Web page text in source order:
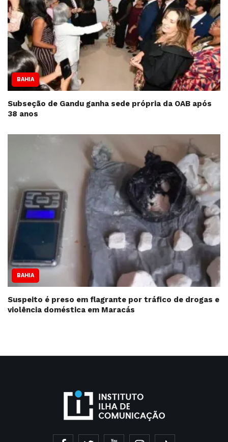
BAHIA
Subseção de Gandu ganha sede própria da OAB após
38 anos
BAHIA
Suspeito é preso em flagrante por tráfico de drogas e
violência doméstica em Maracás